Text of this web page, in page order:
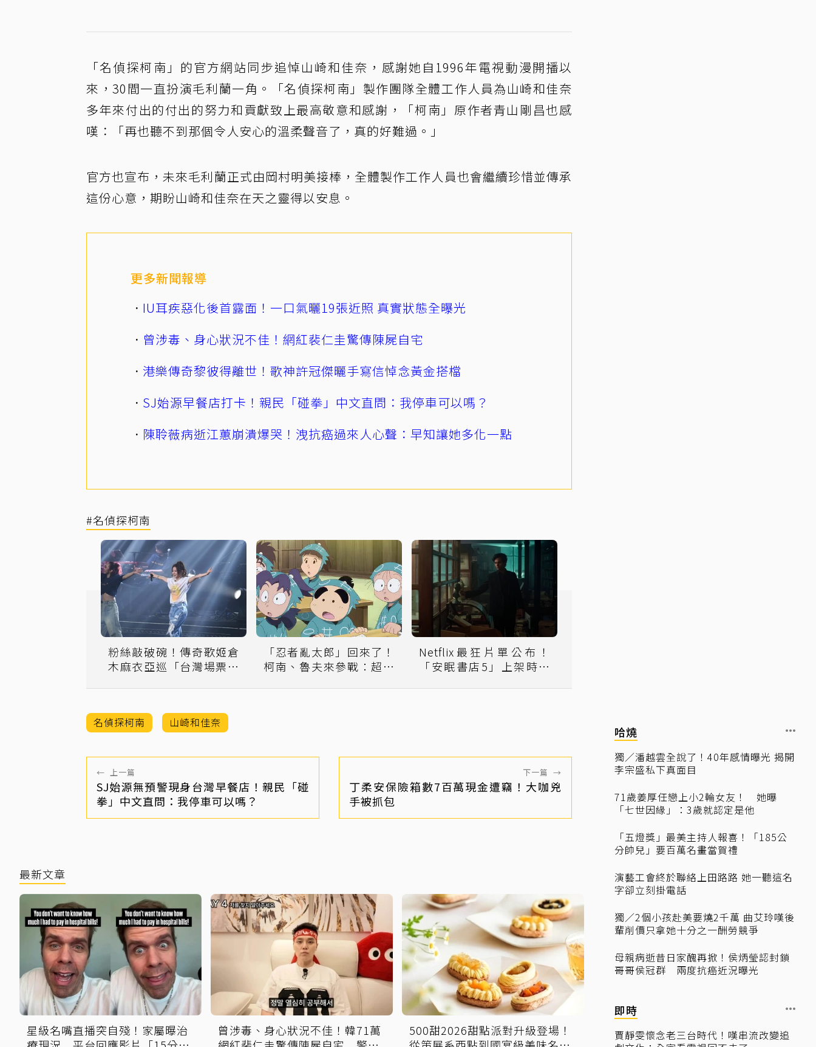
「名偵探柯南」的官方網站同步追悼山崎和佳奈，感謝她自1996年電視動漫開播以
來，30間一直扮演毛利蘭一角。「名偵探柯南」製作團隊全體工作人員為山崎和佳奈
多年來付出的付出的努力和貢獻致上最高敬意和感謝，「柯南」原作者青山剛昌也感
嘆：「再也聽不到那個令人安心的溫柔聲音了，真的好難過。」
官方也宣布，未來毛利蘭正式由岡村明美接棒，全體製作工作人員也會繼續珍惜並傳承
這份心意，期盼山崎和佳奈在天之靈得以安息。
更多新聞報導
IU耳疾惡化後首露面！一口氣曬19張近照 真實狀態全曝光
曾涉毒、身心狀況不佳！網紅裴仁圭驚傳陳屍自宅
港樂傳奇黎彼得離世！歌神許冠傑曬手寫信悼念黃金搭檔
SJ始源早餐店打卡！親民「碰拳」中文直問：我停車可以嗎？
陳聆薇病逝江蕙崩潰爆哭！洩抗癌過來人心聲：早知讓她多化一點
#名偵探柯南
粉絲敲破碗！傳奇歌姬倉
木麻衣亞巡「台灣場票價
「忍者亂太郎」回來了！
柯南、魯夫來參戰：超狂
Netflix最狂片單公布！
「安眠書店5」上架時間
名偵探柯南 山崎和佳奈
← 上一篇
SJ始源無預警現身台灣早餐店！親民「碰
拳」中文直問：我停車可以嗎？
下一篇 →
丁柔安保險箱數7百萬現金遭竊！大咖兇
手被抓包
最新文章
星級名嘴直播突自殘！家屬曝治
曾涉毒、身心狀況不佳！韓71萬
500甜2026甜點派對升級登場！
哈燒
獨／潘越雲全說了！40年感情曝光 揭開
李宗盛私下真面目
71歲姜厚任戀上小2輪女友！ 她曝
「七世因緣」：3歲就認定是他
「五燈獎」最美主持人報喜！「185公
分帥兒」要百萬名畫當賀禮
演藝工會終於聯絡上田路路 她一聽這名
字卻立刻掛電話
獨／2個小孩赴美要燒2千萬 曲艾玲嘆後
輩削價只拿她十分之一酬勞競爭
母親病逝昔日家醜再掀！侯炳瑩認封鎖
哥哥侯冠群 兩度抗癌近況曝光
即時
賈靜雯懷念老三台時代！嘆串流改變追